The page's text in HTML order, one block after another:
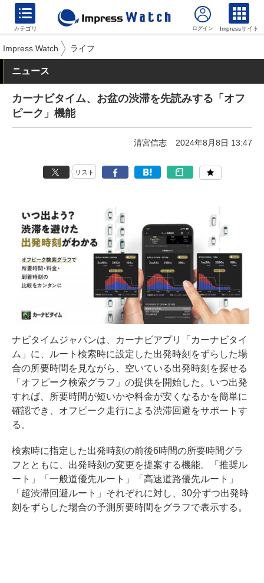
カテゴリ Impressサイト
Impress Watch ライフ
ニュース
カーナビタイム、お盆の渋滞を先読みする「オフ
ピーク」機能
清宮信志 2024年8月8日 13:47
リスト
ナビタイムジャパンは、カーナビアプリ「カーナビタイ
ム」に、ルート検索時に設定した出発時刻をずらした場
合の所要時間を見ながら、空いている出発時刻を探せる
「オフピーク検索グラフ」の提供を開始した。いつ出発
すれば、所要時間が短いかや料金が安くなるかを簡単に
確認でき、オフピーク走行による渋滞回避をサポートす
る。
検索時に指定した出発時刻の前後6時間の所要時間グラ
フとともに、出発時刻の変更を提案する機能。「推奨ル
ート」「一般道優先ルート」「高速道路優先ルート」
「超渋滞回避ルート」それぞれに対し、30分ずつ出発時
刻をずらした場合の予測所要時間をグラフで表示する。